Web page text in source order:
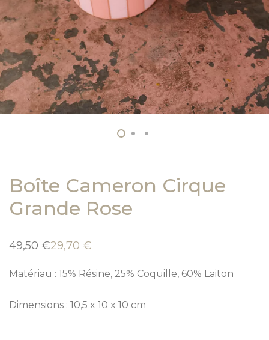
Boîte Cameron Cirque
Grande Rose
49,50€
Le
initial
était :
29,70 €
Le
actuel
est :
Matériau : 15% Résine, 25% Coquille, 60% Laiton
Dimensions : 10,5 x 10 x 10 cm